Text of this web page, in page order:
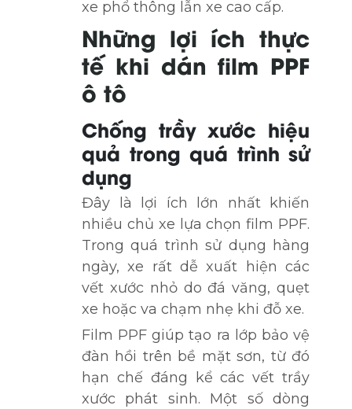
xe phổ thông lẫn xe cao cấp.
Những lợi ích thực
tế khi dán film PPF
ô tô
Chống trầy xước hiệu
quả trong quá trình sử
dụng
Đây là lợi ích lớn nhất khiến
nhiều chủ xe lựa chọn film PPF.
Trong quá trình sử dụng hàng
ngày, xe rất dễ xuất hiện các
vết xước nhỏ do đá văng, quẹt
xe hoặc va chạm nhẹ khi đỗ xe.
Film PPF giúp tạo ra lớp bảo vệ
đàn hồi trên bề mặt sơn, từ đó
hạn chế đáng kể các vết trầy
xước phát sinh. Một số dòng